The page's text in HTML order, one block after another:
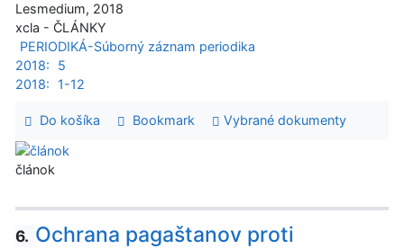
Lesmedium, 2018
xcla - ČLÁNKY
PERIODIKÁ-Súborný záznam periodika
2018:
5
2018:
1-12
Do košíka Bookmark Vybrané dokumenty
článok
6. Ochrana pagaštanov proti